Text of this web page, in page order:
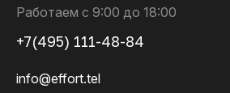
Работаем с 9:00 до 18:00
+7(495) 111-48-84
info@effort.tel